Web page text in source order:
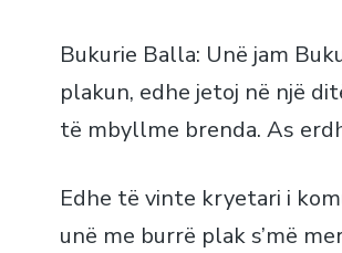
Bukurie Balla: Unë jam
plakun, edhe jetoj në një
të mbyllme brenda. As
Edhe të vinte kryetari i
unë me burrë plak s’më